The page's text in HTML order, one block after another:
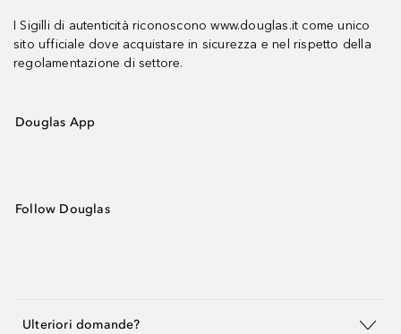
I Sigilli di autenticità riconoscono www.douglas.it come unico
sito ufficiale dove acquistare in sicurezza e nel rispetto della
regolamentazione di settore.
Douglas App
Follow Douglas
Ulteriori domande?